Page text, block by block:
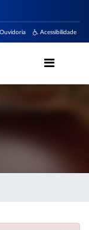
Acessibilidade
Ouvidoria